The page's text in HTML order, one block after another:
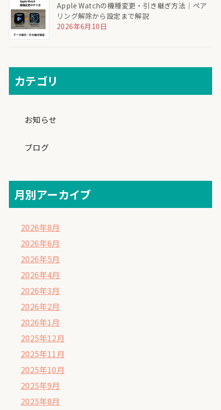
Apple Watchの機種変更・引き継ぎ方法｜ペア
リング解除から設定まで解説
2026年6月10日
カテゴリ
お知らせ
ブログ
月別アーカイブ
2026年8月
2026年6月
2026年5月
2026年4月
2026年3月
2026年2月
2026年1月
2025年12月
2025年11月
2025年10月
2025年9月
2025年8月